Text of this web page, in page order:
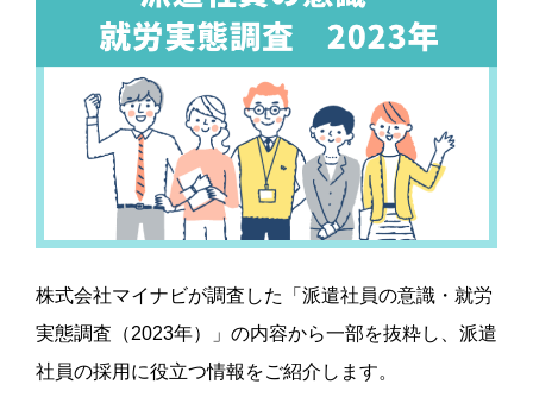
株式会社マイナビが調査した「派遣社員の意識・就労
実態調査（2023年）」の内容から一部を抜粋し、派遣
社員の採用に役立つ情報をご紹介します。